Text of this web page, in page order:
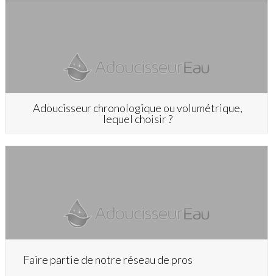
Adoucisseur chronologique ou volumétrique,
lequel choisir ?
Faire partie de notre réseau de pros